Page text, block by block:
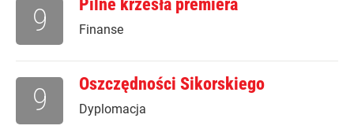
Pilne krzesła premiera
Finanse
9
Oszczędności Sikorskiego
Dyplomacja
9